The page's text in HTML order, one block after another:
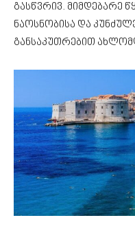
გასწვრივ. მიმდებარე
ნაოსნობისა და
განსაკუთრებით